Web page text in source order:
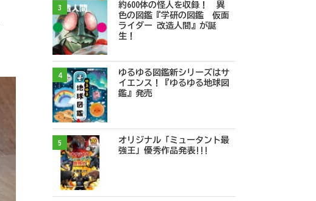
3
約600体の怪人を収録！ 異
色の図鑑『学研の図鑑 仮面
ライダー 改造人間』が誕
生！
4
ゆるゆる図鑑新シリーズはサ
イエンス！『ゆるゆる地球図
鑑』発売
5
オリジナル「ミュータント最
強王」優秀作品発表!!!